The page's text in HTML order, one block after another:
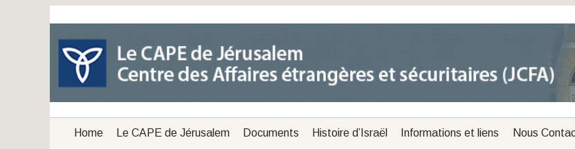
Home Le CAPE de Jérusalem Documents Histoire d’Israël Informations et liens Nous